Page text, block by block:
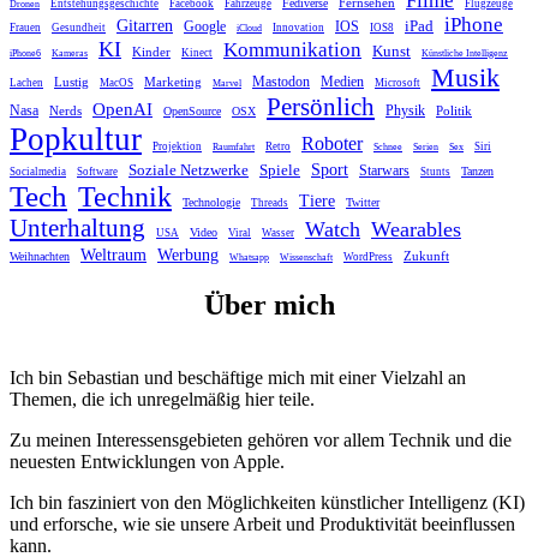
Dronen Entstehungsgeschichte Facebook Fahrzeuge Fediverse
Flugzeuge
Frauen
Gesundheit Gitarren Google iCloud Innovation IOS IOS8 iPad iPhone
iPhone6 Kameras KI Kinder Kinect Kommunikation Kunst Künstliche Intelligenz
Lachen Lustig MacOS Marketing Marvel Mastodon Medien Microsoft Musik
Nasa Nerds OpenAI OpenSource OSX Persönlich Physik Politik
Popkultur Projektion Raumfahrt Retro Roboter Schnee Serien Sex Siri
Socialmedia Software Soziale Netzwerke Spiele Sport Starwars Stunts Tanzen
Tech Technik Technologie Threads Tiere Twitter
Unterhaltung USA Video Viral Wasser Watch Wearables
Weihnachten Weltraum Werbung Whatsapp Wissenschaft WordPress Zukunft
Über mich
Ich bin Sebastian und beschäftige mich mit einer Vielzahl an
Themen, die ich unregelmäßig hier teile.
Zu meinen Interessensgebieten gehören vor allem Technik und die
neuesten Entwicklungen von Apple.
Ich bin fasziniert von den Möglichkeiten künstlicher Intelligenz (KI)
und erforsche, wie sie unsere Arbeit und Produktivität beeinflussen
kann.